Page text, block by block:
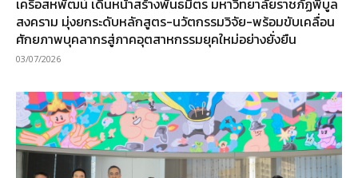
เครือสหพัฒน์ เดินหน้าสร้างพันธมิตร มหาวิทยาลัยราชภัฏพิบูล
สงคราม มุ่งยกระดับหลักสูตร-นวัตกรรมวิจัย-พร้อมขับเคลื่อน
ศักยภาพบุคลากรสู่ภาคอุตสาหกรรมยุคใหม่อย่างยั่งยืน
03/07/2026